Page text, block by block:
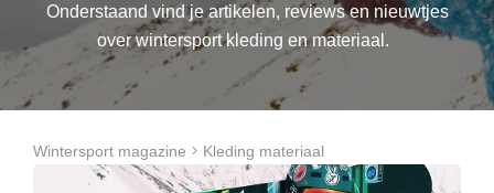
Onderstaand vind je artikelen, reviews en nieuwtjes
over wintersport kleding en materiaal.
Wintersport magazine Kleding materiaal